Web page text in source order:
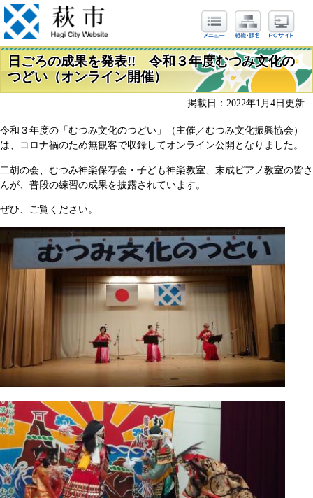
日ごろの成果を発表!! 令和３年度むつみ文化の
つどい（オンライン開催）
掲載日：2022年1月4日更新
令和３年度の「むつみ文化のつどい」（主催／むつみ文化振興協会）
は、コロナ禍のため無観客で収録してオンライン公開となりました。
二胡の会、むつみ神楽保存会・子ども神楽教室、末成ピアノ教室の皆さ
んが、普段の練習の成果を披露されています。
ぜひ、ご覧ください。